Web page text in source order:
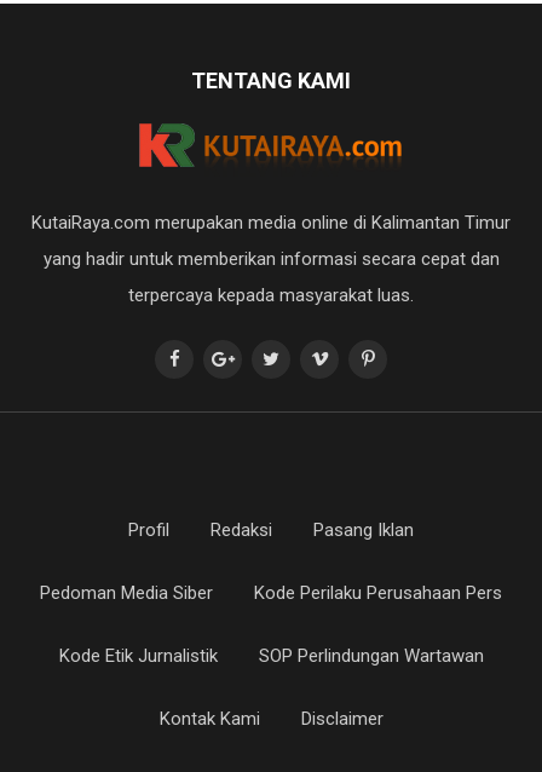
TENTANG KAMI
KutaiRaya.com merupakan media online di Kalimantan Timur
yang hadir untuk memberikan informasi secara cepat dan
terpercaya kepada masyarakat luas.
Profil Redaksi Pasang Iklan
Pedoman Media Siber Kode Perilaku Perusahaan Pers
Kode Etik Jurnalistik SOP Perlindungan Wartawan
Kontak Kami Disclaimer